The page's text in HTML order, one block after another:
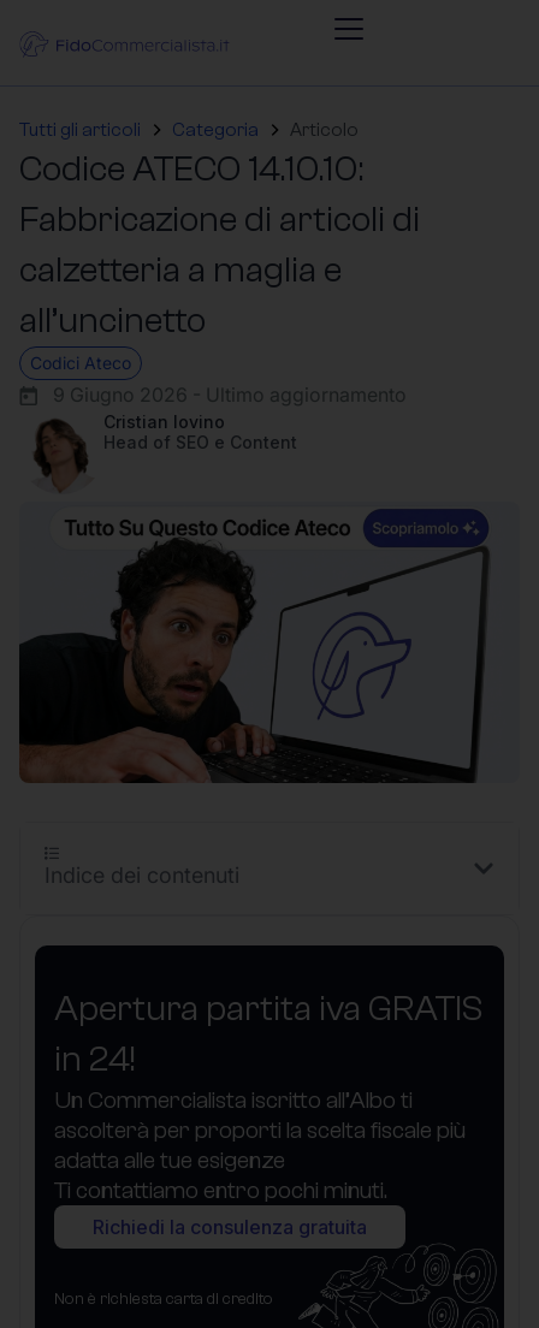
Tutti gli articoli Categoria Articolo
Codice ATECO 14.10.10:
Fabbricazione di articoli di
calzetteria a maglia e
all’uncinetto
Codici Ateco
9 Giugno 2026 - Ultimo aggiornamento
Cristian Iovino
Head of SEO e Content
Apertura partita iva GRATIS
in 24!
Un Commercialista iscritto all’Albo ti
ascolterà per proporti la scelta fiscale più
adatta alle tue esigenze
Ti contattiamo entro pochi minuti.
Richiedi la consulenza gratuita
Non è richiesta carta di credito
Indice dei contenuti